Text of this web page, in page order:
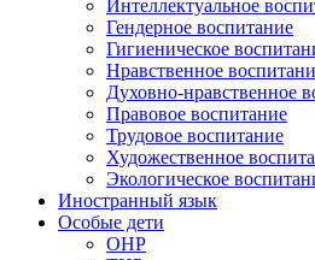
Интеллектуальное
Гендерное воспитание
Гигиеническое
Нравственное
Духовно-нравственное
Правовое воспитание
Трудовое воспитание
Художественное
Экологическое
Иностранный язык
Особые дети
ОНР